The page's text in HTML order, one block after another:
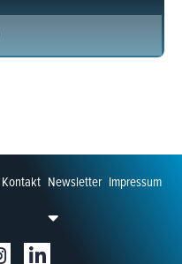
Kontakt Newsletter Impressum